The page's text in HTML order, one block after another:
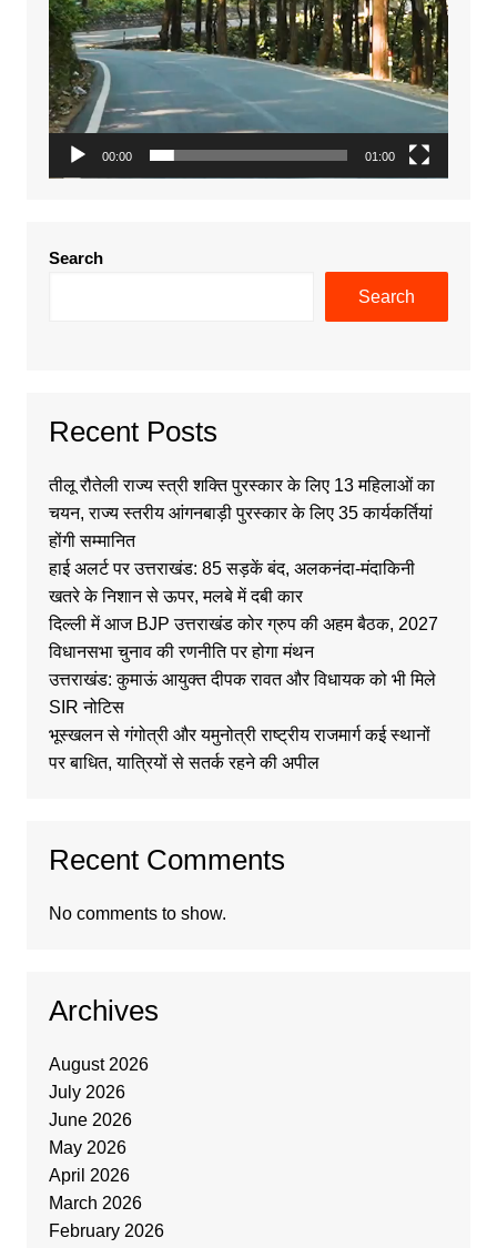
00:00 01:00
Search
Search
Recent Posts
तीलू रौतेली राज्य स्त्री शक्ति पुरस्कार के लिए 13 महिलाओं का
चयन, राज्य स्तरीय आंगनबाड़ी पुरस्कार के लिए 35 कार्यकर्तियां
होंगी सम्मानित
हाई अलर्ट पर उत्तराखंड: 85 सड़कें बंद, अलकनंदा-मंदाकिनी
खतरे के निशान से ऊपर, मलबे में दबी कार
दिल्ली में आज BJP उत्तराखंड कोर ग्रुप की अहम बैठक, 2027
विधानसभा चुनाव की रणनीति पर होगा मंथन
उत्तराखंड: कुमाऊं आयुक्त दीपक रावत और विधायक को भी मिले
SIR नोटिस
भूस्खलन से गंगोत्री और यमुनोत्री राष्ट्रीय राजमार्ग कई स्थानों
पर बाधित, यात्रियों से सतर्क रहने की अपील
Recent Comments
No comments to show.
Archives
August 2026
July 2026
June 2026
May 2026
April 2026
March 2026
February 2026